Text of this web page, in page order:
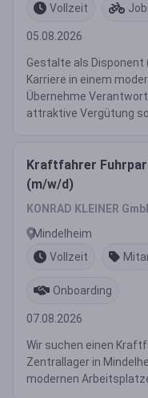
Vollzeit
05.08.2026
Gestalte als
Karriere in einem
Übernehme
attraktive Vergütung
Kraftfahrer
(m/w/d)
KONRAD KLEINER
Mindelheim
Vollzeit
Onboarding
07.08.2026
Wir suchen einen
Zentrallager in
modernen